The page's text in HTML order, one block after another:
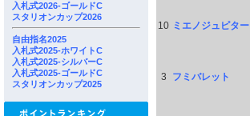
入札式2026-ゴールドC
スタリオンカップ2026
自由指名2025
入札式2025-ホワイトC
入札式2025-シルバーC
入札式2025-ゴールドC
スタリオンカップ2025
10 ミエノジュピター
3 フミバレット